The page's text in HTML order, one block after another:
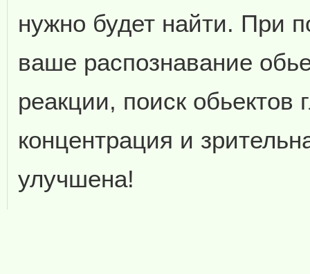
нужно будет найти. При
ваше распознавание
реакции, поиск обьектов
концентрация и
улучшена!